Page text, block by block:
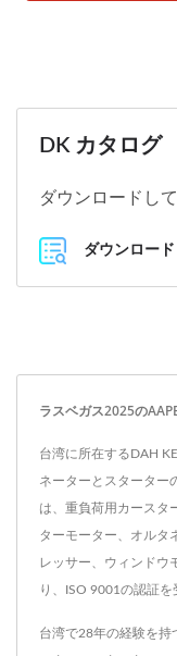
DK カタログ
ダウンロードし
ダウンロード
ラスベガス2025の
台湾に所在するDAH
ネーターとスターター
は、重負荷用カースタ
ターモーター、オルタ
レッサー、ウィンドウ
り、ISO 9001の認証を
台湾で28年の経験を持